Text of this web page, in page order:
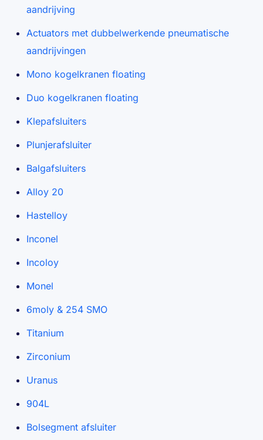
aandrijving
Actuators met dubbelwerkende pneumatische
aandrijvingen
Mono kogelkranen floating
Duo kogelkranen floating
Klepafsluiters
Plunjerafsluiter
Balgafsluiters
Alloy 20
Hastelloy
Inconel
Incoloy
Monel
6moly & 254 SMO
Titanium
Zirconium
Uranus
904L
Bolsegment afsluiter